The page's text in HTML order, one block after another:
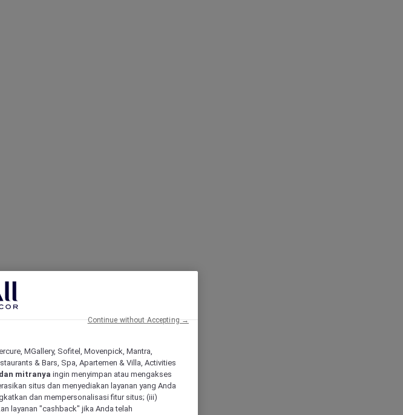
MGallery, Sofitel, Movenpick, Mantra,
& Bars, Spa, Apartemen & Villa, Activities
mitranya ingin menyimpan atau mengakses
situs dan menyediakan layanan yang Anda
dan mempersonalisasi fitur situs; (iii)
layanan "cashback" jika Anda telah
Continue without Accepting →